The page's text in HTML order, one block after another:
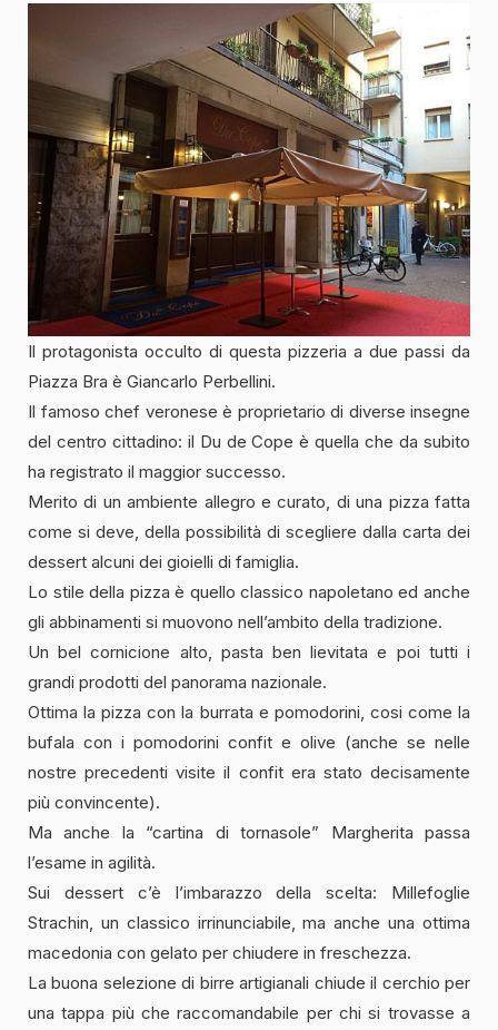
Il protagonista occulto di questa pizzeria a due passi da
Piazza Bra è Giancarlo Perbellini.
Il famoso chef veronese è proprietario di diverse insegne
del centro cittadino: il Du de Cope è quella che da subito
ha registrato il maggior successo.
Merito di un ambiente allegro e curato, di una pizza fatta
come si deve, della possibilità di scegliere dalla carta dei
dessert alcuni dei gioielli di famiglia.
Lo stile della pizza è quello classico napoletano ed anche
gli abbinamenti si muovono nell’ambito della tradizione.
Un bel cornicione alto, pasta ben lievitata e poi tutti i
grandi prodotti del panorama nazionale.
Ottima la pizza con la burrata e pomodorini, cosi come la
bufala con i pomodorini confit e olive (anche se nelle
nostre precedenti visite il confit era stato decisamente
più convincente).
Ma anche la “cartina di tornasole” Margherita passa
l’esame in agilità.
Sui dessert c’è l’imbarazzo della scelta: Millefoglie
Strachin, un classico irrinunciabile, ma anche una ottima
macedonia con gelato per chiudere in freschezza.
La buona selezione di birre artigianali chiude il cerchio per
una tappa più che raccomandabile per chi si trovasse a